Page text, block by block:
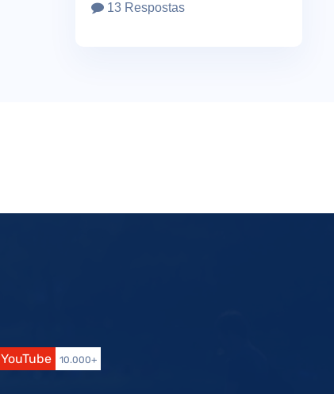
13 Respostas
YouTube 10.000+